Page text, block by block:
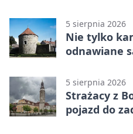
5 sierpnia 2026
Nie tylko
odnawiane
5 sierpnia 2026
Strażacy z
pojazd do